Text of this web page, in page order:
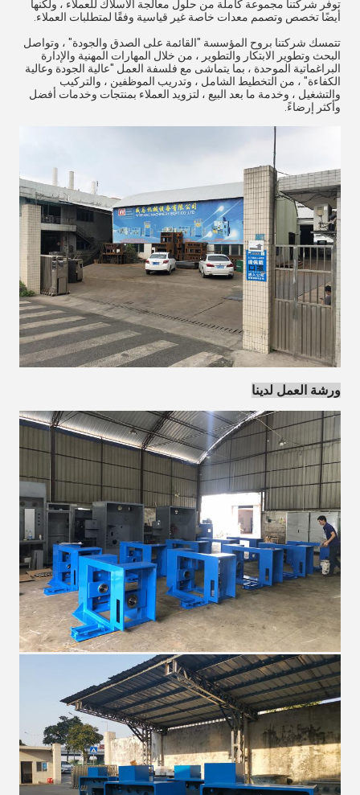
توفر شركتنا مجموعة كاملة من حلول معالجة الأسلاك للعملاء ، ولكنها
أيضًا تخصص وتصمم معدات خاصة غير قياسية وفقًا لمتطلبات العملاء.
تتمسك شركتنا بروح المؤسسة "القائمة على الصدق والجودة" ، وتواصل
البحث وتطوير الابتكار والتطوير ، من خلال المهارات المهنية والإدارة
البراغماتية الموحدة ، بما يتماشى مع فلسفة العمل "عالية الجودة وعالية
الكفاءة" ، من التخطيط الشامل ، وتدريب الموظفين ، والتركيب
والتشغيل ، وخدمة ما بعد البيع ، لتزويد العملاء بمنتجات وخدمات أفضل
وأكثر إرضاءً.
ورشة العمل لدينا